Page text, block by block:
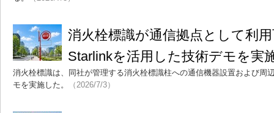
消火栓標識が通信拠点として利
Starlinkを活用した技術デモを実
消火栓標識は、同社が管理する消火栓標識柱への通信機器設置および周
モを実施した。
（2026/7/3）